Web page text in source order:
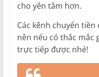
cho yên tâm hơn.
Các kênh chuyển
nên nếu có thắc mắc
trực tiếp được nhé!